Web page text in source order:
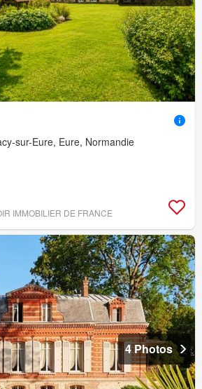
sur-Eure, Eure, Normandie
IMMOBILIER DE FRANCE
4 Photos